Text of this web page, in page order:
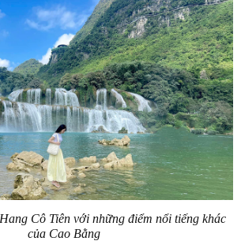
Cô Tiên với những điểm nổi tiếng khác
của Cao Bằng